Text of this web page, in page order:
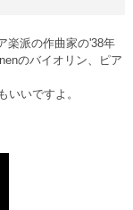
楽派の作曲家の'38年
のバイオリン、ピア
いいですよ。